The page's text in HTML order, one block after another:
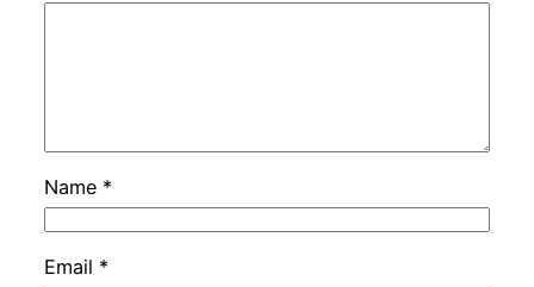
Name *
Email *